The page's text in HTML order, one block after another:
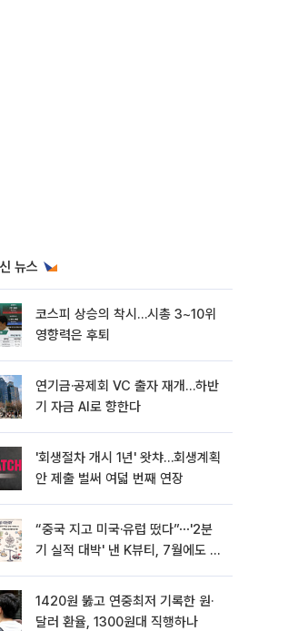
뉴스
코스피 상승의 착시…시총 3~10위
영향력은 후퇴
연기금·공제회 VC 출자 재개…하반
기 자금 AI로 향한다
'회생절차 개시 1년' 왓챠…회생계획
안 제출 벌써 여덟 번째 연장
“중국 지고 미국·유럽 떴다”⋯'2분
기 실적 대박' 낸 K뷰티, 7월에도 질
1420원 뚫고 연중최저 기록한 원·
달러 환율, 1300원대 직행하나